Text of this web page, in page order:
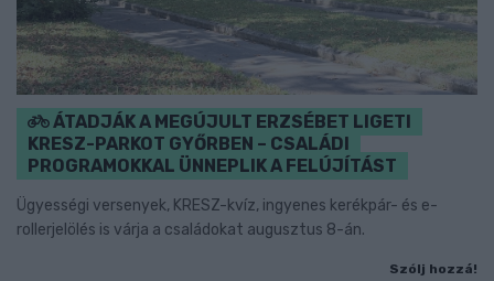
ÁTADJÁK A MEGÚJULT ERZSÉBET LIGETI
KRESZ-PARKOT GYŐRBEN – CSALÁDI
PROGRAMOKKAL ÜNNEPLIK A FELÚJÍTÁST
Ügyességi versenyek, KRESZ-kvíz, ingyenes kerékpár- és e-
rollerjelölés is várja a családokat augusztus 8-án.
Szólj hozzá!